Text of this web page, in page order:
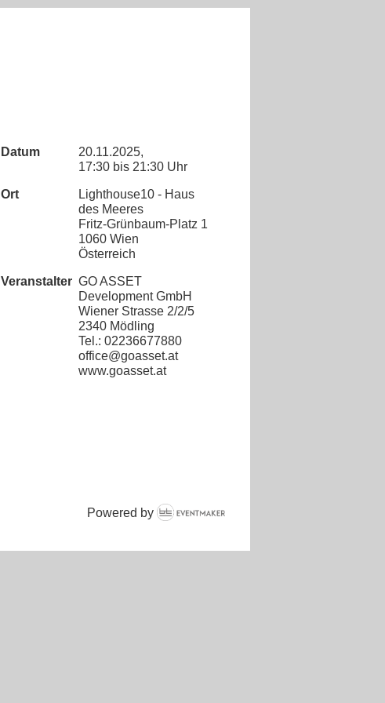
Datum
20.11.2025,
17:30bis 21:30 Uhr
Ort
Lighthouse10 - Haus
des Meeres
Fritz-Grünbaum-Platz 1
1060 Wien
Österreich
Veranstalter GO ASSET
Development GmbH
Wiener Strasse 2/2/5
2340 Mödling
Tel.: 02236677880
office@goasset.at
www.goasset.at
Powered by